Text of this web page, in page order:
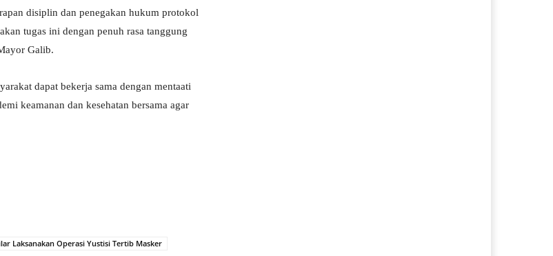
disiplin dan penegakan hukum protokol
tugas ini dengan penuh rasa tanggung
Galib.
dapat bekerja sama dengan mentaati
keamanan dan kesehatan bersama agar
Laksanakan Operasi Yustisi Tertib Masker